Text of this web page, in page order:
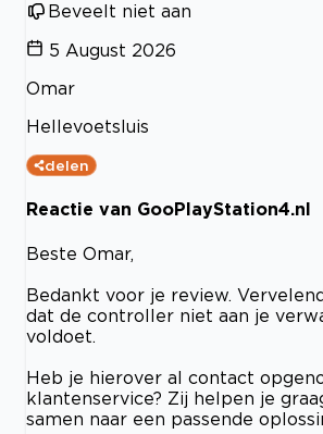
Beveelt niet aan
5 August 2026
Omar
Hellevoetsluis
delen
Reactie van GooPlayStation4.nl
Beste Omar,
Bedankt voor je review.
dat de controller niet aan je
voldoet.
Heb je hierover al contact
klantenservice? Zij helpen je
samen naar een passende